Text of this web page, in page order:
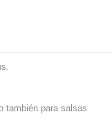
también para salsas